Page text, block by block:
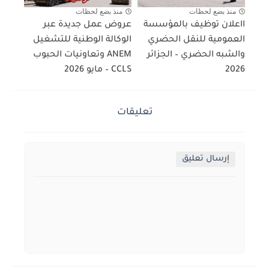
منذ بضع لحظات
ااعلان توظيف بالمؤسسة
العمومية للنقل الحضري
والشبه الحضري – الجزائر
2026
منذ بضع لحظات
عروض عمل جديدة عبر
الوكالة الوطنية للتشغيل
ANEM وتعاونيات الحبوب
CCLS – مايو 2026
تعليقات
إرسال تعليق